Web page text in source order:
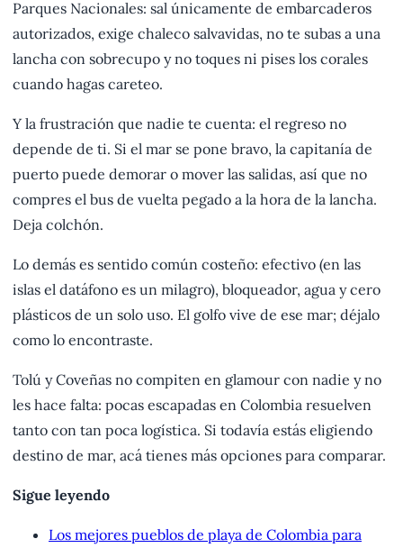
Parques Nacionales: sal únicamente de embarcaderos
autorizados, exige chaleco salvavidas, no te subas a una
lancha con sobrecupo y no toques ni pises los corales
cuando hagas careteo.
Y la frustración que nadie te cuenta: el regreso no
depende de ti. Si el mar se pone bravo, la capitanía de
puerto puede demorar o mover las salidas, así que no
compres el bus de vuelta pegado a la hora de la lancha.
Deja colchón.
Lo demás es sentido común costeño: efectivo (en las
islas el datáfono es un milagro), bloqueador, agua y cero
plásticos de un solo uso. El golfo vive de ese mar; déjalo
como lo encontraste.
Tolú y Coveñas no compiten en glamour con nadie y no
les hace falta: pocas escapadas en Colombia resuelven
tanto con tan poca logística. Si todavía estás eligiendo
destino de mar, acá tienes más opciones para comparar.
Sigue leyendo
Los mejores pueblos de playa de Colombia para